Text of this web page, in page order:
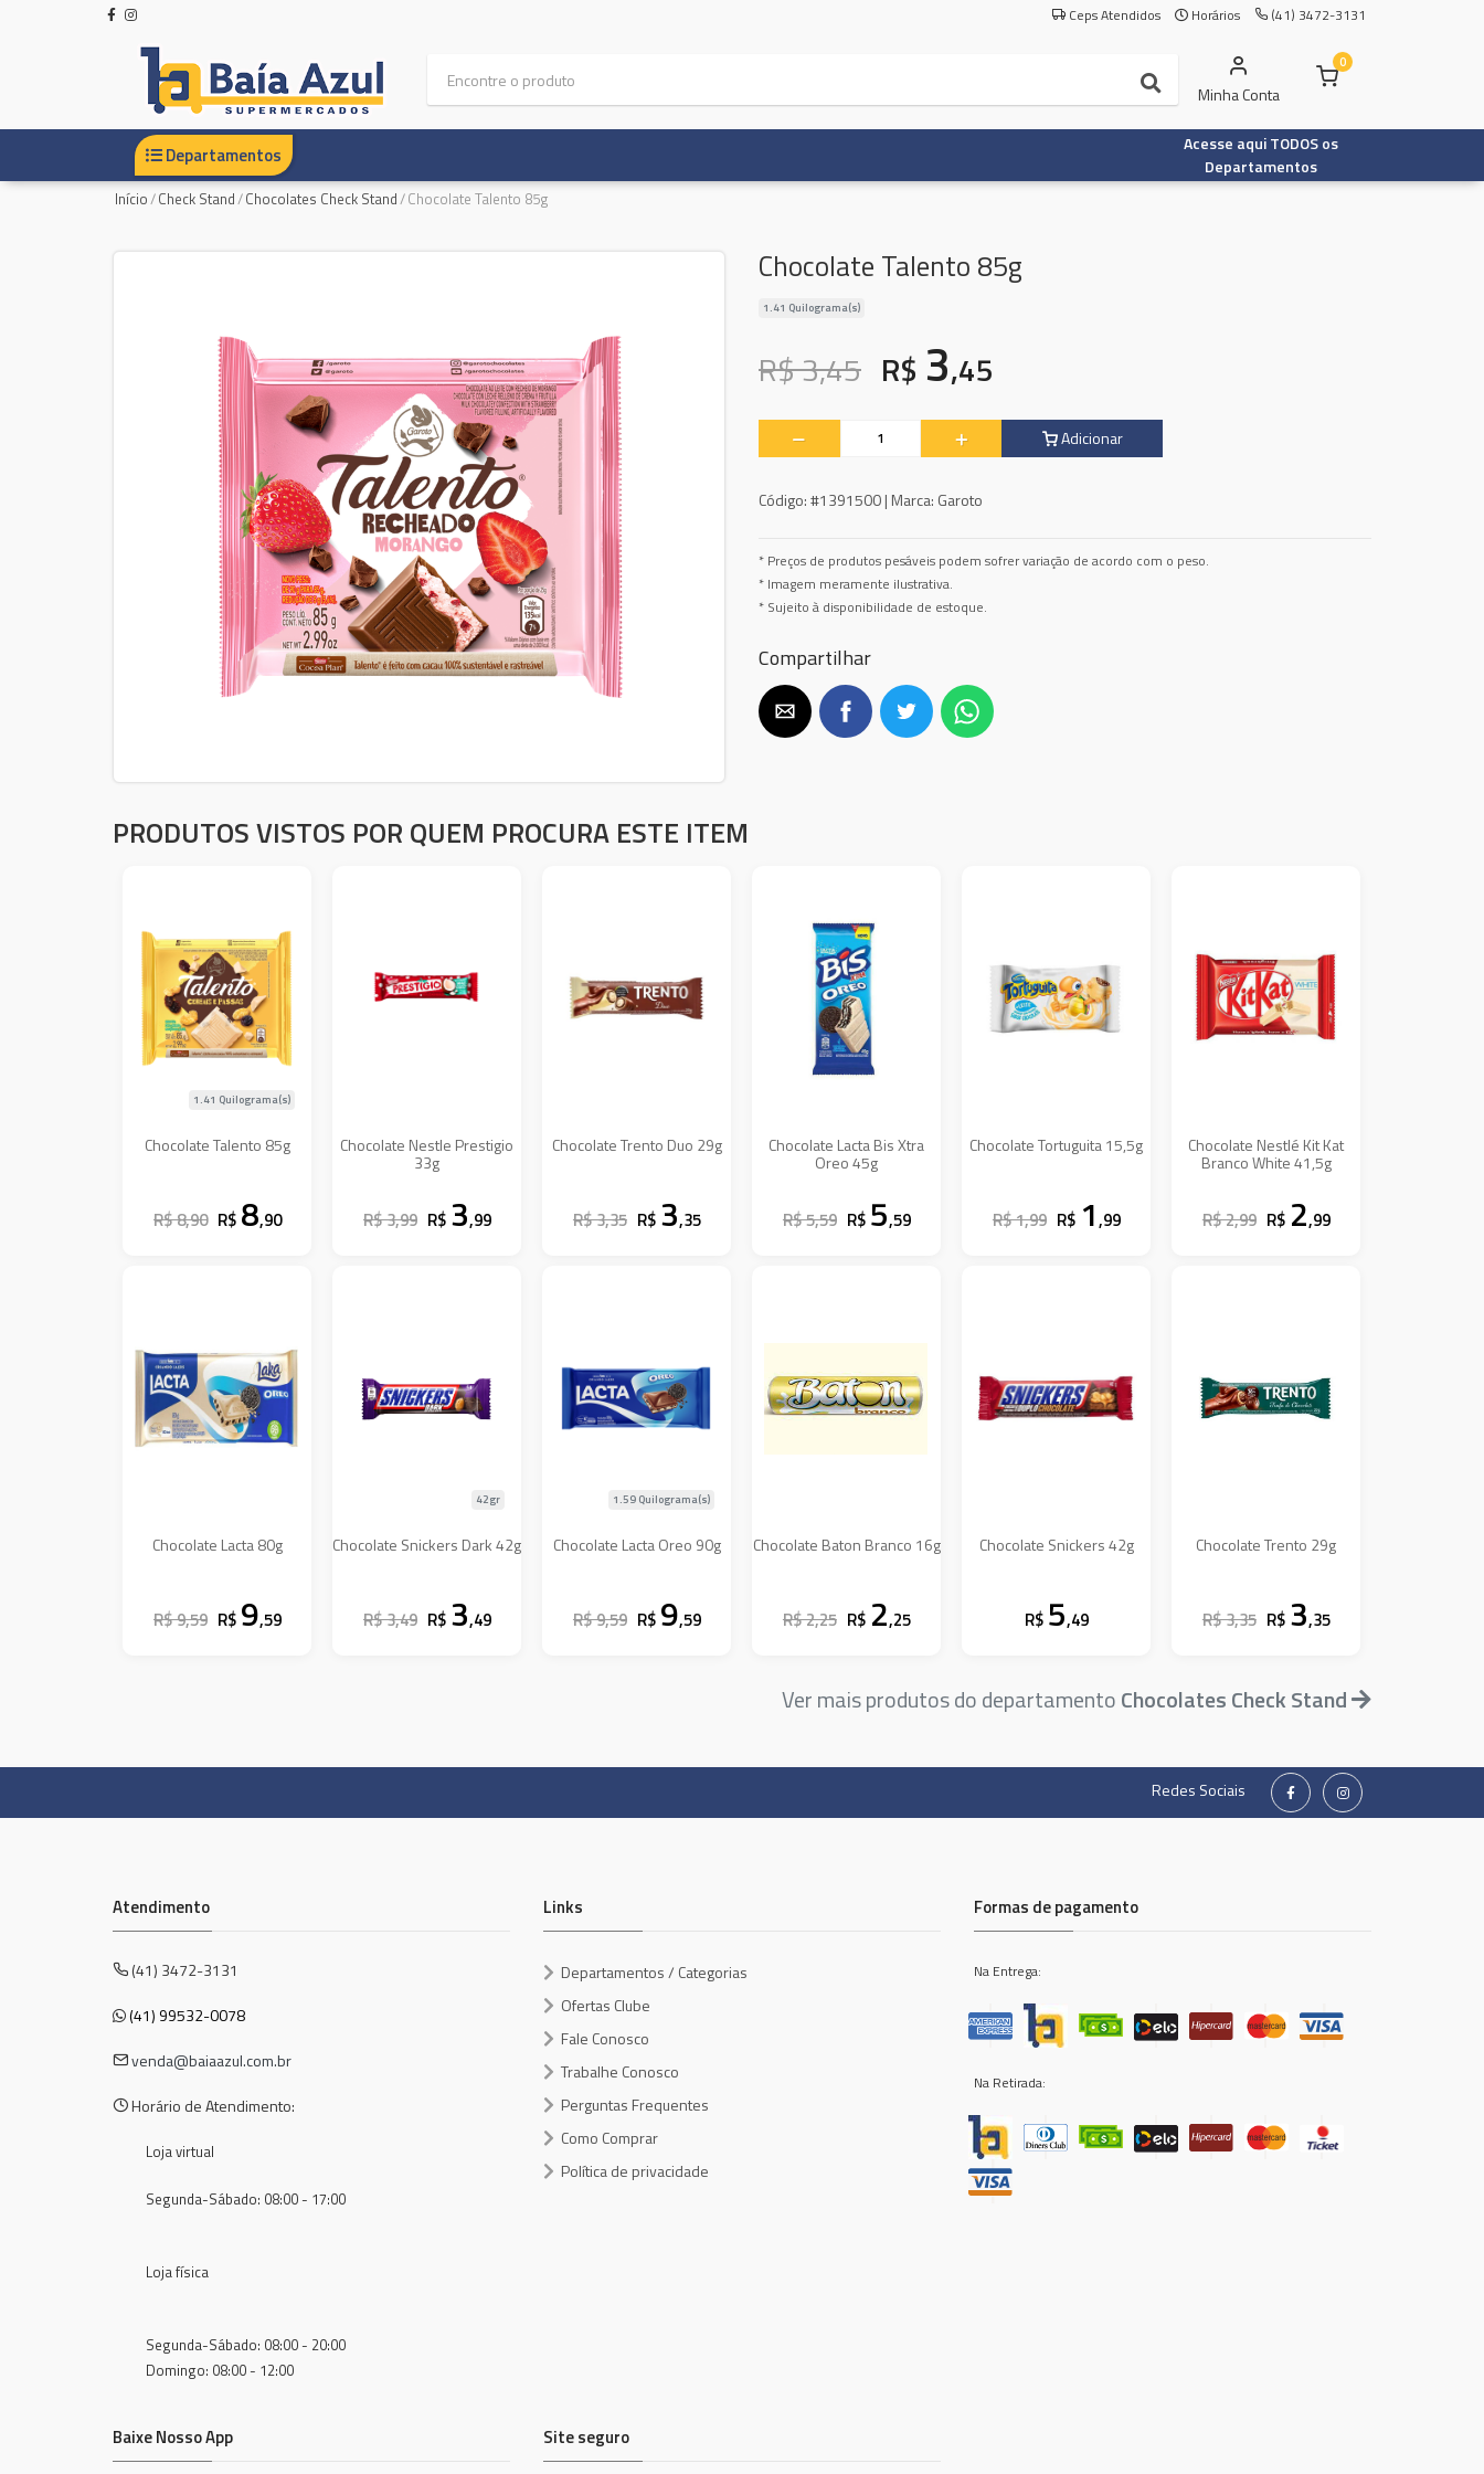
Ceps Atendidos Horários (41) 3472-3131
Minha Conta
0
Departamentos
Acesse aqui TODOS os
Departamentos
Início/Check Stand/Chocolates Check Stand/Chocolate Talento 85g
Chocolate Talento 85g
1.41 Quilograma(s)
R$ 3,45 R$ 3,45
Adicionar
Código:#1391500 | Marca: Garoto
* Preços de produtos pesáveis podem sofrer variação de acordo com o peso.
* Imagem meramente ilustrativa.
* Sujeito à disponibilidade de estoque.
Compartilhar
PRODUTOS VISTOS POR QUEM PROCURA ESTE ITEM
Chocolate Talento 85g
1.41 Quilograma(s)
R$ 8,90 R$ 8,90
Chocolate Nestle Prestigio
33g
R$ 3,99 R$ 3,99
Chocolate Trento Duo 29g
R$ 3,35 R$ 3,35
Chocolate Lacta Bis Xtra
Oreo 45g
R$ 5,59 R$ 5,59
Chocolate Tortuguita 15,5g
R$ 1,99 R$ 1,99
Chocolate Nestlé Kit Kat
Branco White 41,5g
R$ 2,99 R$ 2,99
Chocolate Lacta 80g
R$ 9,59 R$ 9,59
Chocolate Snickers Dark 42g
42gr
R$ 3,49 R$ 3,49
Chocolate Lacta Oreo 90g
1.59 Quilograma(s)
R$ 9,59 R$ 9,59
Chocolate Baton Branco 16g
R$ 2,25 R$ 2,25
Chocolate Snickers 42g
R$ 5,49
Chocolate Trento 29g
R$ 3,35 R$ 3,35
Ver mais produtos do departamentoChocolates Check Stand
Redes Sociais
Atendimento
(41) 3472-3131
(41) 99532-0078
venda@baiaazul.com.br
Horário de Atendimento:
Loja virtual
Segunda-Sábado: 08:00 - 17:00
Loja física
Segunda-Sábado: 08:00 - 20:00
Domingo: 08:00 - 12:00
Links
Departamentos / Categorias
Ofertas Clube
Fale Conosco
Trabalhe Conosco
Perguntas Frequentes
Como Comprar
Política de privacidade
Formas de pagamento
Na Entrega:
Na Retirada:
Baixe Nosso App Site seguro